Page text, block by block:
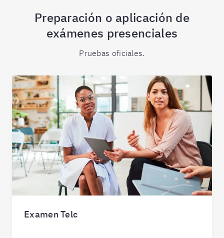
Preparación o aplicación de
exámenes presenciales
Pruebas oficiales.
Examen Telc